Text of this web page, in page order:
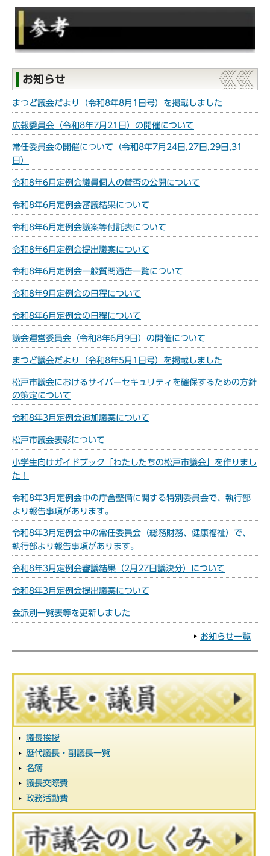
お知らせ
まつど議会だより（令和8年8月1日号）を掲載しました
広報委員会（令和8年7月21日）の開催について
常任委員会の開催について（令和8年7月24日,27日,29日,31
日）
令和8年6月定例会議員個人の賛否の公開について
令和8年6月定例会審議結果について
令和8年6月定例会議案等付託表について
令和8年6月定例会提出議案について
令和8年6月定例会一般質問通告一覧について
令和8年9月定例会の日程について
令和8年6月定例会の日程について
議会運営委員会（令和8年6月9日）の開催について
まつど議会だより（令和8年5月1日号）を掲載しました
松戸市議会におけるサイバーセキュリティを確保するための方針
の策定について
令和8年3月定例会追加議案について
松戸市議会表彰について
小学生向けガイドブック「わたしたちの松戸市議会」を作りまし
た！
令和8年3月定例会中の庁舎整備に関する特別委員会で、執行部
より報告事項があります。
令和8年3月定例会中の常任委員会（総務財務、健康福祉）で、
執行部より報告事項があります。
令和8年3月定例会審議結果（2月27日議決分）について
令和8年3月定例会提出議案について
会派別一覧表等を更新しました
お知らせ一覧
議長挨拶
歴代議長・副議長一覧
名簿
議長交際費
政務活動費